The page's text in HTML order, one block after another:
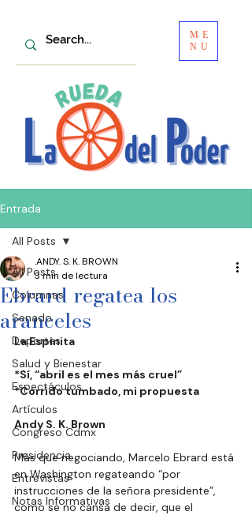
ME
NU
Entrada
All Posts
Columnas
Senado
Deportes
Salud y Bienestar
Espectáculos
Artículos
Congreso Cdmx
Presidencia
Entrevistas
Notas Informativas
All Posts
Ebrard regatea los
aranceles
.ANDY. S. K. BROWN
3 min de lectura
La Espinita
*Sí, “abril es el mes más cruel”
*Corrido tumbado, mi propuesta
Andy S. K. Brown
Más que negociando, Marcelo Ebrard está
en Washington regateando “por
instrucciones de la señora presidente”,
como se no cansa de decir, que el